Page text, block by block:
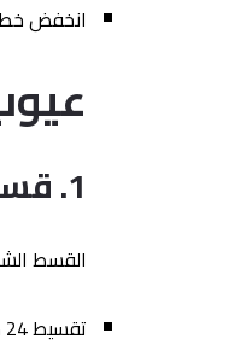
انخفض
1. قسط شهري أعلى من المدد الطويلة
القسط الشهري
تقسيط 24 شهر